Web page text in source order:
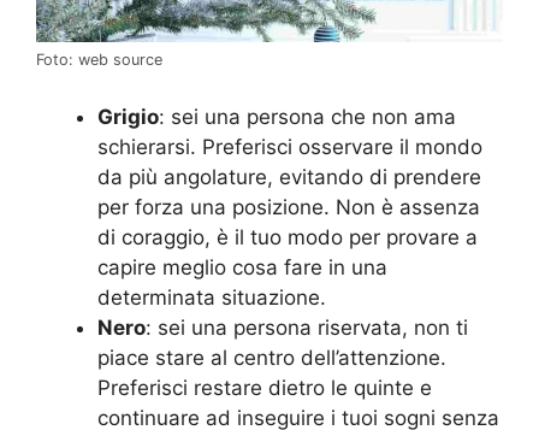
Foto: web source
Grigio: sei una persona che non ama
schierarsi. Preferisci osservare il mondo
da più angolature, evitando di prendere
per forza una posizione. Non è assenza
di coraggio, è il tuo modo per provare a
capire meglio cosa fare in una
determinata situazione.
Nero: sei una persona riservata, non ti
piace stare al centro dell’attenzione.
Preferisci restare dietro le quinte e
continuare ad inseguire i tuoi sogni senza